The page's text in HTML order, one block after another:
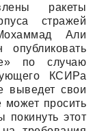
ракеты
стражей
Али
по случаю
КСИРа
выведет свои
может просить
покинуть этот